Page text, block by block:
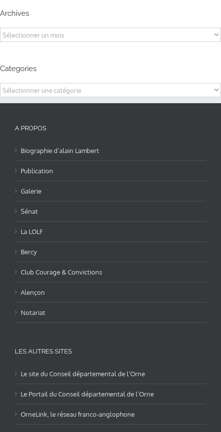
Archives
Archives
Categories
Categories
A PROPOS
Biographie d’alain Lambert
Publication
Galerie
Sénat
La LOLF
Bercy
Club Courage & Convictions
Alençon
Notariat
LES AUTRES SITES
Le site du Conseil départemental de l’Orne
Le Portail du Conseil départemental de l’Orne
OrneLink, le réseau franco-anglophone